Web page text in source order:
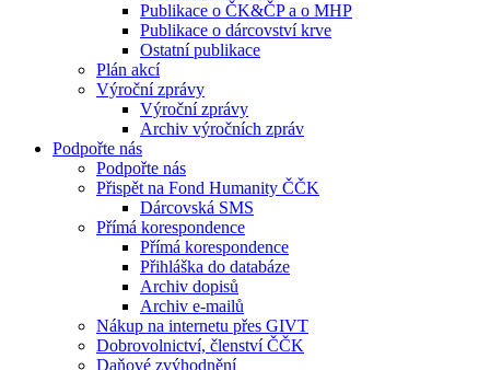
Publikace o ČK&ČP a o MHP
Publikace o dárcovství krve
Ostatní publikace
Plán akcí
Výroční zprávy
Výroční zprávy
Archiv výročních zpráv
Podpořte nás
Podpořte nás
Přispět na Fond Humanity ČČK
Dárcovská SMS
Přímá korespondence
Přímá korespondence
Přihláška do databáze
Archiv dopisů
Archiv e-mailů
Nákup na internetu přes GIVT
Dobrovolnictví, členství ČČK
Daňové zvýhodnění